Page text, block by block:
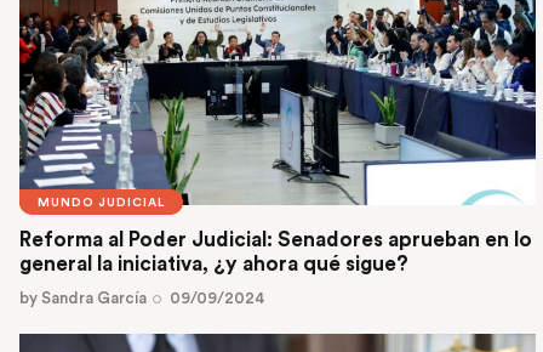
MUNDO JUDICIAL
Reforma al Poder Judicial: Senadores aprueban en lo
general la iniciativa, ¿y ahora qué sigue?
by Sandra García 09/09/2024